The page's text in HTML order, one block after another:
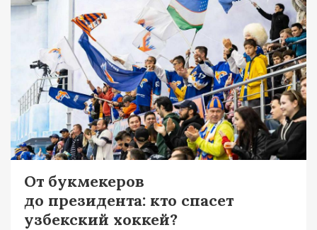
От букмекеров
до президента: кто спасет
узбекский хоккей?